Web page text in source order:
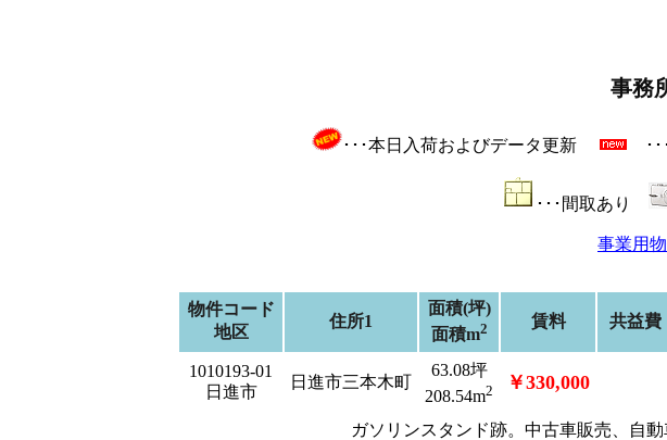
事務
･･･本日入荷およびデータ更新 ･
･･･間取あり
事業用
物件コード
地区
住所1
面積(坪)
面積m2 賃料 共益費
1010193-01
日進市
日進市三本木町
63.08坪
208.54m2 ￥330,000
ガソリンスタンド跡。中古車販売、自